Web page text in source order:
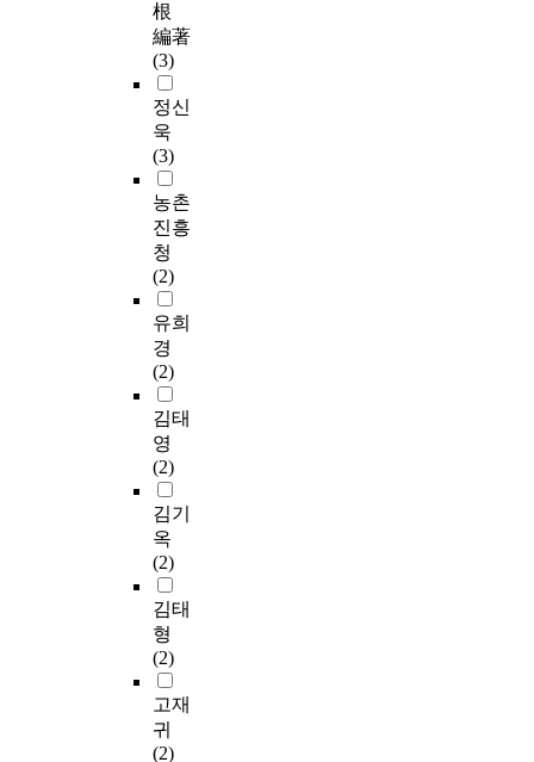
根
編著
(3)
정신
욱
(3)
농촌
진흥
청
(2)
유희
경
(2)
김태
영
(2)
김기
옥
(2)
김태
형
(2)
고재
귀
(2)